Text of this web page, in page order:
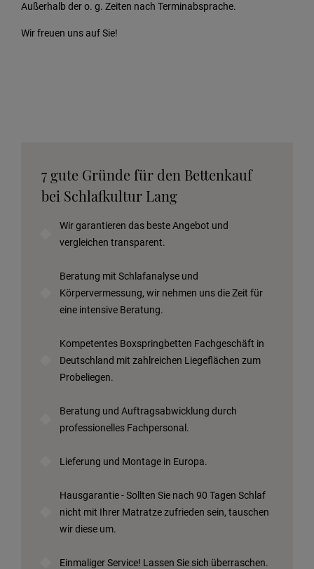
Außerhalb der o. g. Zeiten nach Terminabsprache.
Wir freuen uns auf Sie!
7 gute Gründe für den Bettenkauf
bei Schlafkultur Lang
Wir garantieren das beste Angebot und
vergleichen transparent.
Beratung mit Schlafanalyse und
Körpervermessung, wir nehmen uns die Zeit für
eine intensive Beratung.
Kompetentes Boxspringbetten Fachgeschäft in
Deutschland mit zahlreichen Liegeflächen zum
Probeliegen.
Beratung und Auftragsabwicklung durch
professionelles Fachpersonal.
Lieferung und Montage in Europa.
Hausgarantie - Sollten Sie nach 90 Tagen Schlaf
nicht mit Ihrer Matratze zufrieden sein, tauschen
wir diese um.
Einmaliger Service! Lassen Sie sich überraschen.